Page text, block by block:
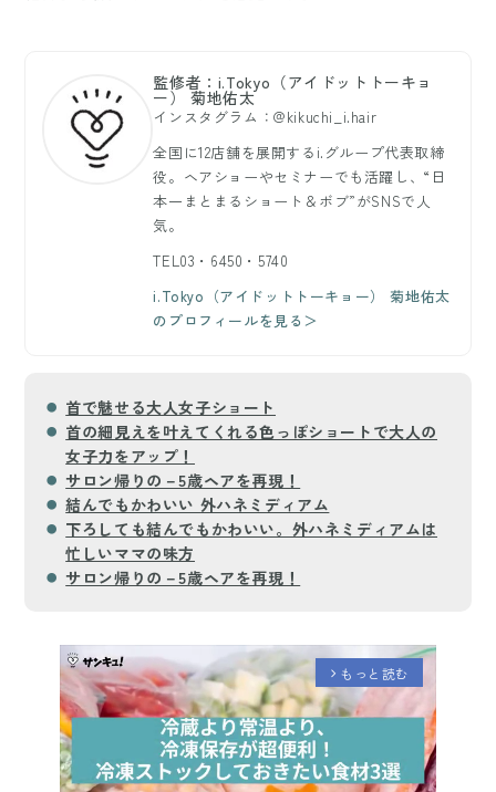
監修者：i.Tokyo（アイドットトーキョ
ー） 菊地佑太
インスタグラム：@kikuchi_i.hair
全国に12店舗を展開するi.グループ代表取締
役。ヘアショーやセミナーでも活躍し、“日
本一まとまるショート＆ボブ”がSNSで人
気。
TEL03・6450・5740
i.Tokyo（アイドットトーキョー） 菊地佑太
のプロフィールを見る＞
首で魅せる大人女子ショート
首の細見えを叶えてくれる色っぽショートで大人の
女子力をアップ！
サロン帰りの－5歳ヘアを再現！
結んでもかわいい 外ハネミディアム
下ろしても結んでもかわいい。外ハネミディアムは
忙しいママの味方
サロン帰りの－5歳ヘアを再現！
arrow_forward_ios もっと読む